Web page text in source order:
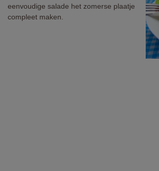
eenvoudige salade het zomerse plaatje
compleet maken.